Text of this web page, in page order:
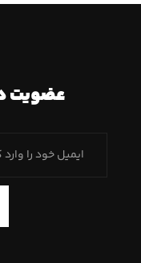
عضویت